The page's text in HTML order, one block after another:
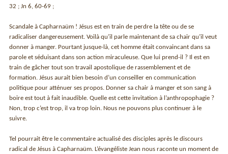
32 ; Jn 6, 60-69 ;
Scandale à Capharnaüm ! Jésus est en train de perdre la tête ou de se
radicaliser dangereusement. Voilà qu’il parle maintenant de sa chair qu’il veut
donner à manger. Pourtant jusque-là, cet homme était convaincant dans sa
parole et séduisant dans son action miraculeuse. Que lui prend-il ? Il est en
train de gâcher tout son travail apostolique de rassemblement et de
formation. Jésus aurait bien besoin d’un conseiller en communication
politique pour atténuer ses propos. Donner sa chair à manger et son sang à
boire est tout à fait inaudible. Quelle est cette invitation à l’anthropophagie ?
Non, trop c’est trop, il va trop loin. Nous ne pouvons plus continuer à le
suivre.
Tel pourrait être le commentaire actualisé des disciples après le discours
radical de Jésus à Capharnaüm. L’évangéliste Jean nous raconte un moment de